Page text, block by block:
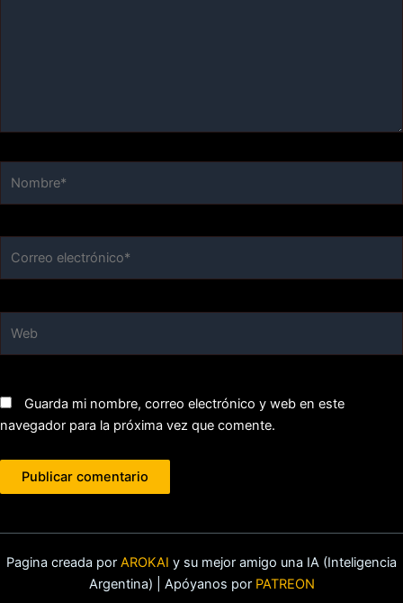
Guarda mi nombre, correo electrónico y web en este
navegador para la próxima vez que comente.
Pagina creada por AROKAI y su mejor amigo una IA (Inteligencia
Argentina) | Apóyanos por PATREON